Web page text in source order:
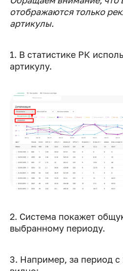
отображаются только
артикулы.
1. В статистике РК
артикулу.
2. Система покажет
выбранному периоду.
3. Например, за период с